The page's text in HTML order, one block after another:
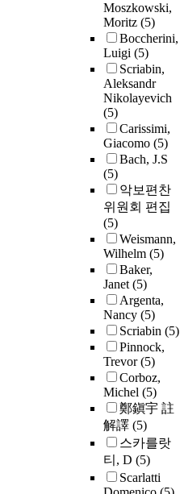
Moszkowski,
Moritz (5)
Boccherini,
Luigi (5)
Scriabin,
Aleksandr
Nikolayevich
(5)
Carissimi,
Giacomo (5)
Bach, J.S
(5)
악보편찬
위원회 편집
(5)
Weismann,
Wilhelm (5)
Baker,
Janet(5)
Argenta,
Nancy (5)
Scriabin (5)
Pinnock,
Trevor(5)
Corboz,
Michel (5)
鄭鎭宇 註
解譯 (5)
스카를랏
티, D (5)
Scarlatti